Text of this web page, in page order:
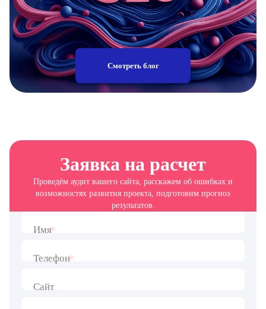
Смотреть блог
Заявка на расчет
Проведём аудит вашего сайта, расскажем об ошибках и
возможностях развития проекта, подготовим прогноз
результатов.
Имя*
Телефон*
Сайт